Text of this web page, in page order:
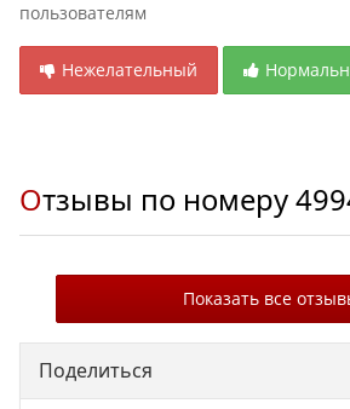
пользователям
Нежелательный
Отзывы по номеру
Показать все
Поделиться